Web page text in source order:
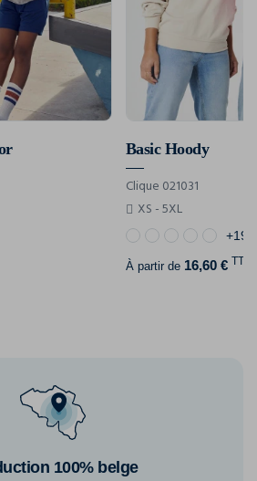
Basic Hoody
Clique 021031
XS - 5XL
+19
À partir de 16,60 € TTC
100% belge